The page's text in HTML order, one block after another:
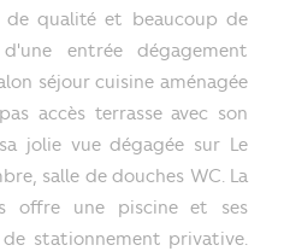
de qualité et beaucoup de
entrée dégagement
séjour cuisine aménagée
accès terrasse avec son
jolie vue dégagée sur Le
salle de douches WC. La
offre une piscine et ses
stationnement privative.